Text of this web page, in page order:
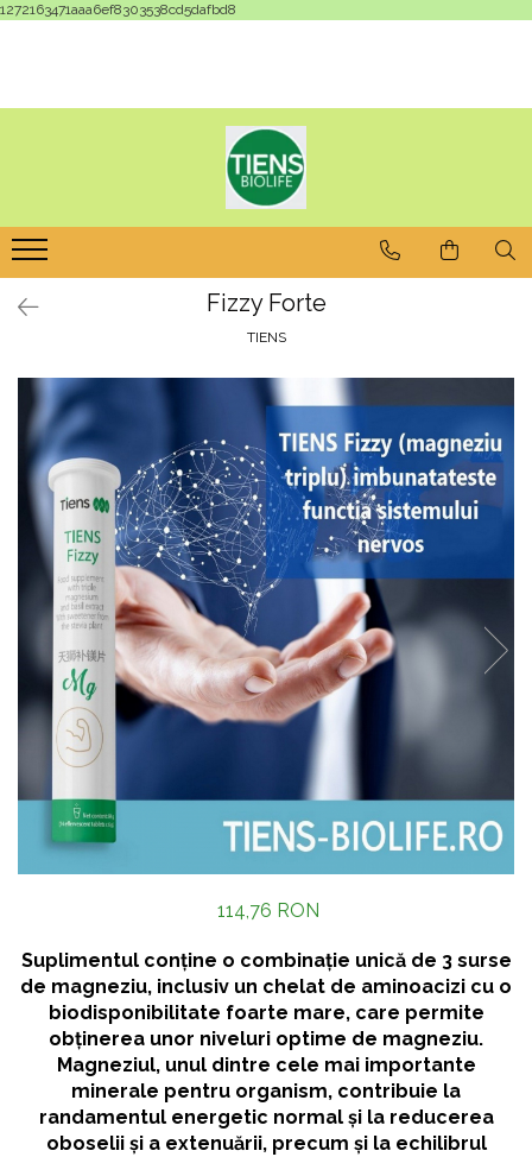
1272163471aaa6ef8303538cd5dafbd8
Fizzy Forte
TIENS
114,76 RON
Suplimentul conține o combinație unică de 3 surse
de magneziu, inclusiv un chelat de aminoacizi cu o
biodisponibilitate foarte mare, care permite
obținerea unor niveluri optime de magneziu.
Magneziul, unul dintre cele mai importante
minerale pentru organism, contribuie la
randamentul energetic normal și la reducerea
oboselii și a extenuării, precum și la echilibrul